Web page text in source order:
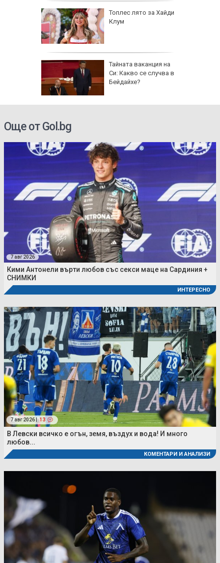
Топлес лято за Хайди
Клум
Тайната ваканция на
Си: Какво се случва в
Бейдайхе?
Още от Gol.bg
7 авг 2026
Кими Антонели върти любов със секси маце на Сардиния +
СНИМКИ
ИНТЕРЕСНО
7 авг 2026 | 13
В Левски всичко е огън, земя, въздух и вода! И много
любов...
КОМЕНТАРИ И АНАЛИЗИ